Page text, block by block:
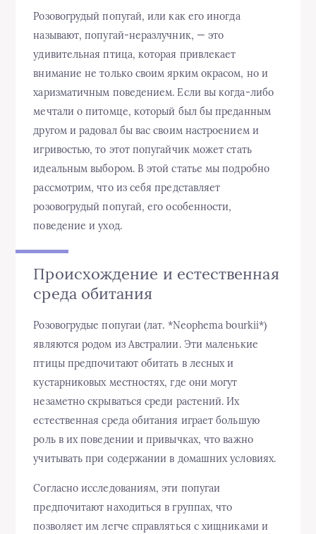
Розовогрудый попугай, или как его иногда
называют, попугай-неразлучник, — это
удивительная птица, которая привлекает
внимание не только своим ярким окрасом, но и
харизматичным поведением. Если вы когда-либо
мечтали о питомце, который был бы преданным
другом и радовал бы вас своим настроением и
игривостью, то этот попугайчик может стать
идеальным выбором. В этой статье мы подробно
рассмотрим, что из себя представляет
розовогрудый попугай, его особенности,
поведение и уход.
Происхождение и естественная
среда обитания
Розовогрудые попугаи (лат. *Neophema bourkii*)
являются родом из Австралии. Эти маленькие
птицы предпочитают обитать в лесных и
кустарниковых местностях, где они могут
незаметно скрываться среди растений. Их
естественная среда обитания играет большую
роль в их поведении и привычках, что важно
учитывать при содержании в домашних условиях.
Согласно исследованиям, эти попугаи
предпочитают находиться в группах, что
позволяет им легче справляться с хищниками и